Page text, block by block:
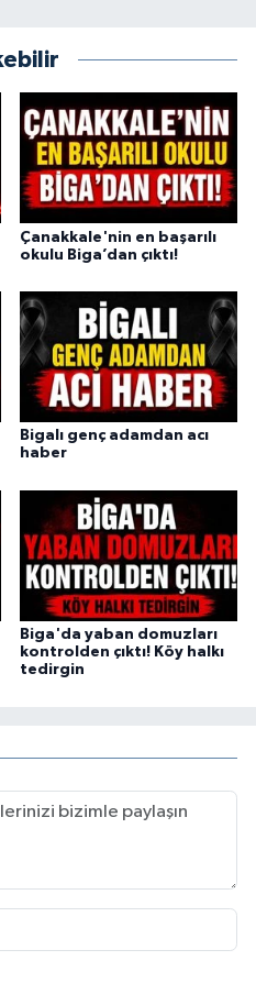
Çanakkale'nin en başarılı
okulu Biga’dan çıktı!
Bigalı genç adamdan acı
haber
Biga'da yaban domuzları
kontrolden çıktı! Köy halkı
tedirgin